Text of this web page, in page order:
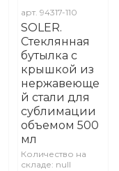
арт.94317-110
SOLER.
Стеклянная
бутылка с
крышкой из
нержавеюще
й стали для
сублимации
объемом 500
мл
Количество на
складе: null